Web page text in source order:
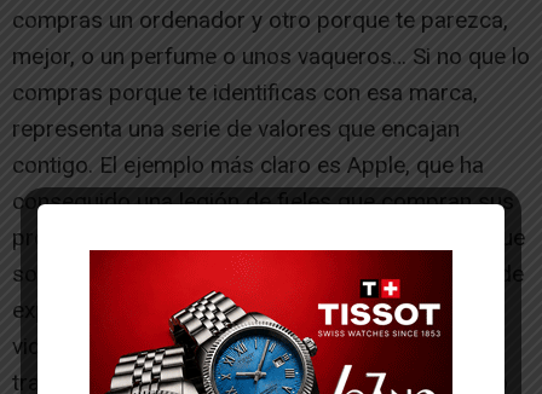
compras un ordenador y otro porque te parezca,
mejor, o un perfume o unos vaqueros… Si no que lo
compras porque te identificas con esa marca,
representa una serie de valores que encajan
contigo. El ejemplo más claro es Apple, que ha
conseguido una legión de fieles que compran sus
productos sin compararlos con otros, solo porque
son Apple. Hoy en día una marca es el conjunto de
experiencias que un usuario tiene a lo lago de su
vida con u producto o una empresa. Por eso
trabajar en este mundo, ya no basta con ser solo